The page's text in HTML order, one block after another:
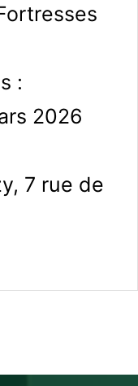
:
2026
7 rue de